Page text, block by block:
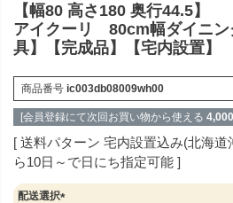
【幅80 高さ180 奥行44.5】
アイクーリ 80cm幅ダイニン
具】【完成品】【宅内設置】
商品番号 ic003db08009wh00
[会員登録にて次回お買い物から使える 4,000
送料パターン 宅内設置込み(北海道
ら10日～で日にち指定可能
配送選択